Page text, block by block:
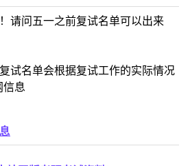
请问五一之前复试名单可以出来
试名单会根据复试工作的实际情况
信息